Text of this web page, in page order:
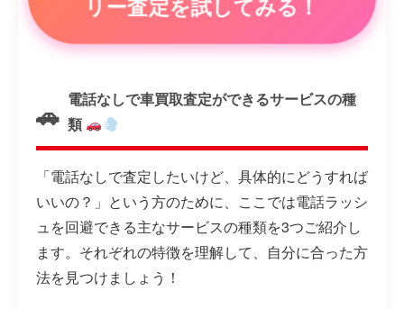
電話なしで車買取査定ができるサービスの種
類
「電話なしで査定したいけど、具体的にどうすれば
いいの？」という方のために、ここでは電話ラッシ
ュを回避できる主なサービスの種類を3つご紹介し
ます。それぞれの特徴を理解して、自分に合った方
法を見つけましょう！